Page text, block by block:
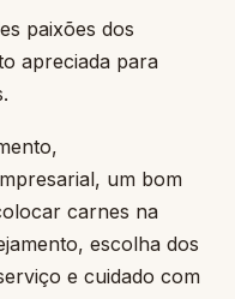
paixões dos
apreciada para
um bom
carnes na
escolha dos
e cuidado com